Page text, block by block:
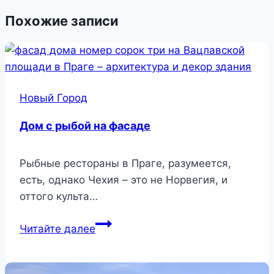
Похожие записи
Новый Город
Дом с рыбой на фасаде
Рыбные рестораны в Праге, разумеется,
есть, однако Чехия – это не Норвегия, и
оттого культа…
Читайте далееДом